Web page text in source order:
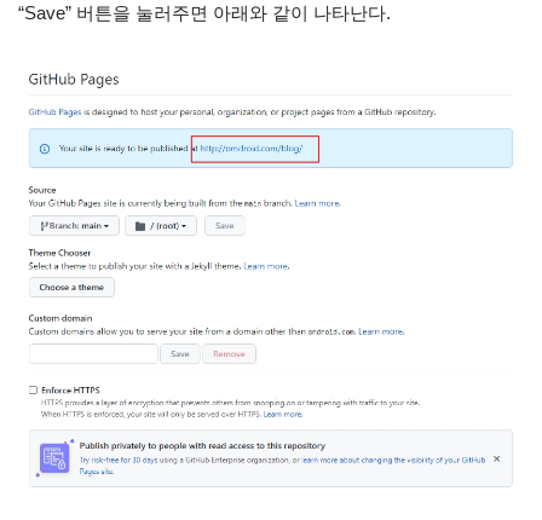
“Save” 버튼을 눌러주면 아래와 같이 나타난다.